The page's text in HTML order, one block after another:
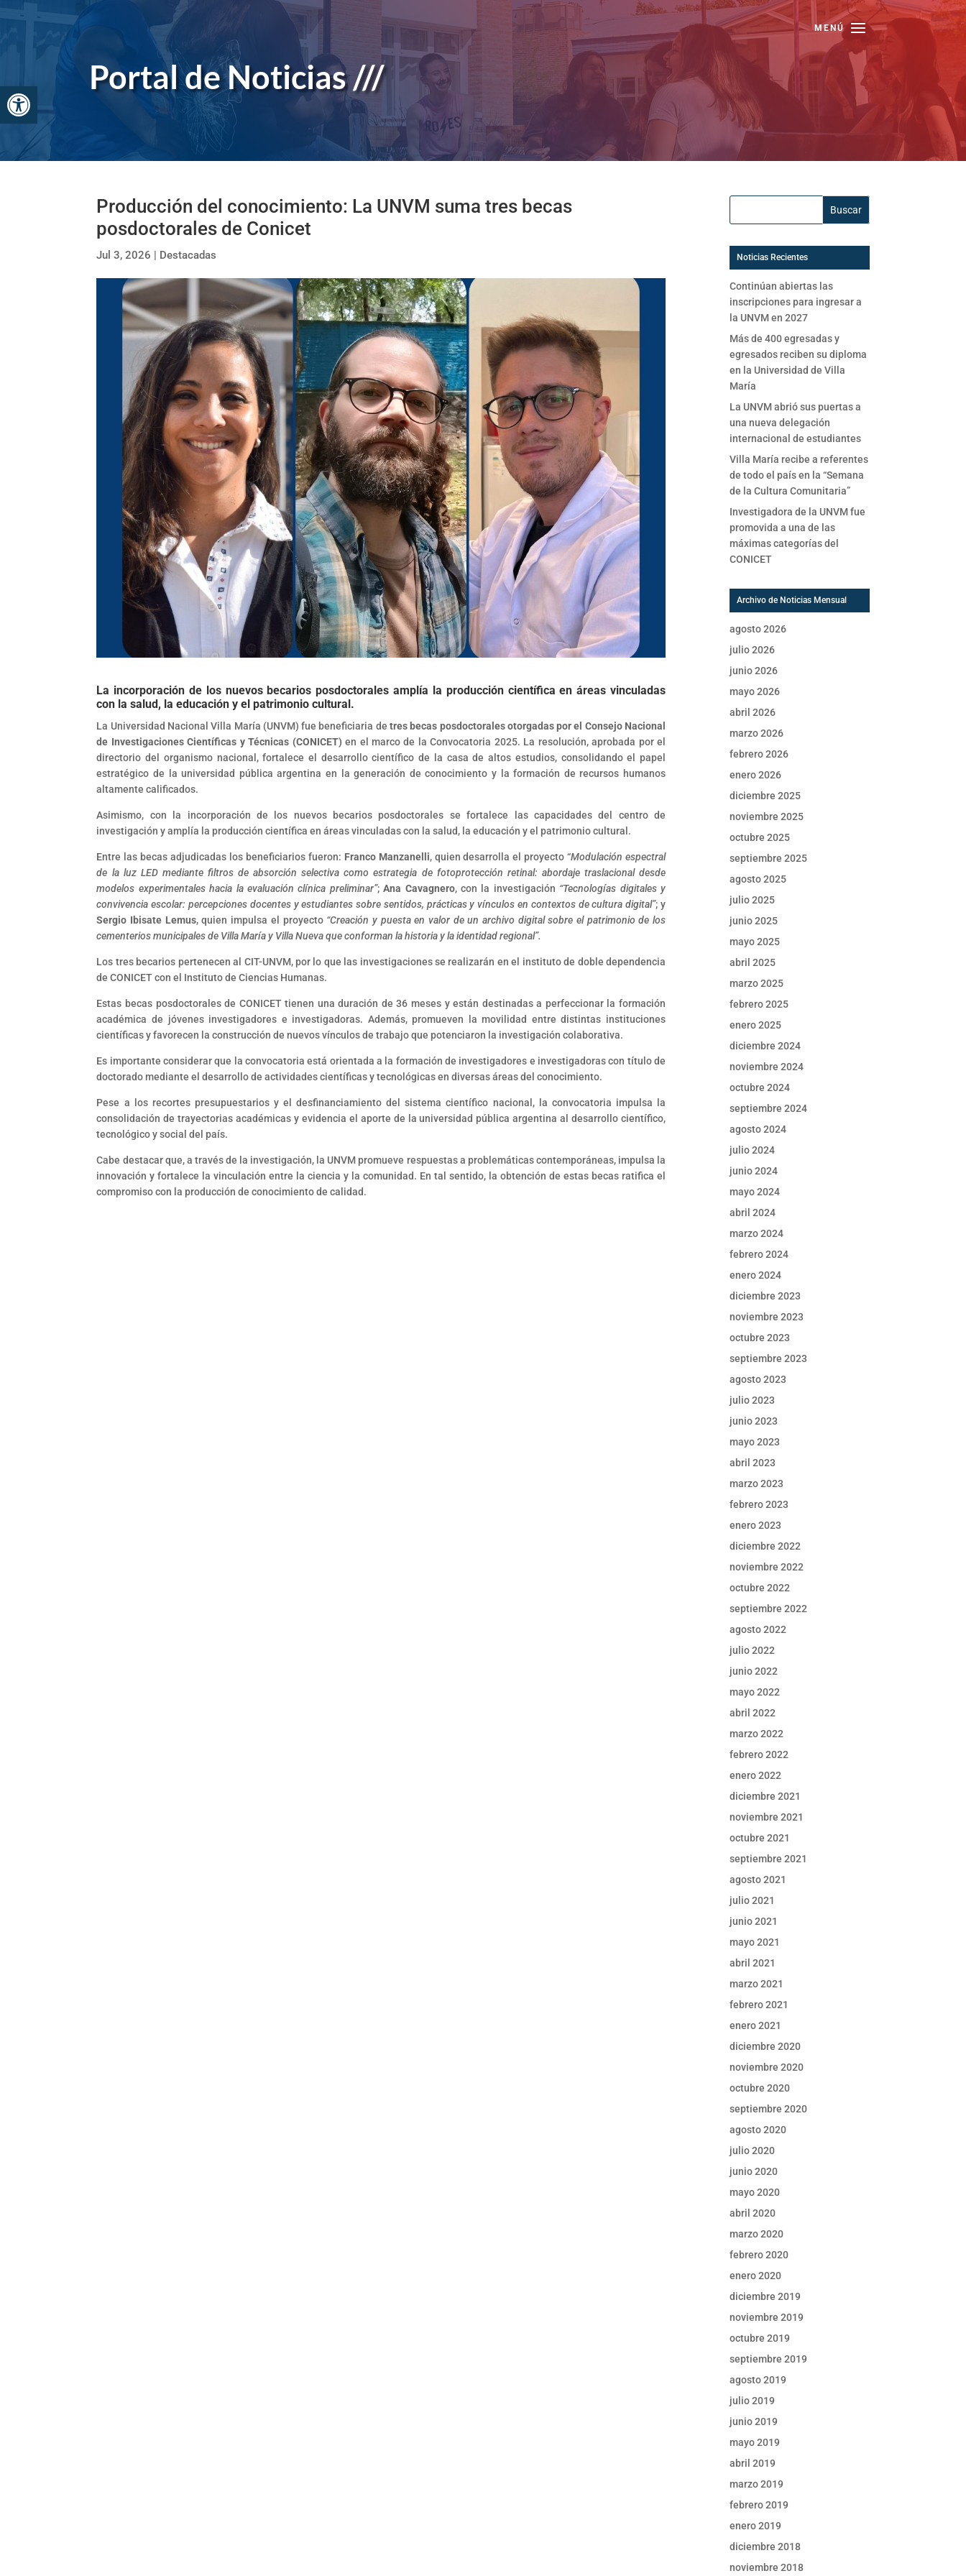
Abrir barra de herramientas
to
Portal de Noticias ///
Producción del conocimiento: La UNVM suma tres becas
posdoctorales de Conicet
Jul 3, 2026 | Destacadas
La incorporación de los nuevos becarios posdoctorales amplía la producción científica en áreas vinculadas
con la salud, la educación y el patrimonio cultural.
La Universidad Nacional Villa María (UNVM) fue beneficiaria de tres becas posdoctorales otorgadas por el Consejo Nacional
de Investigaciones Científicas y Técnicas (CONICET) en el marco de la Convocatoria 2025. La resolución, aprobada por el
directorio del organismo nacional, fortalece el desarrollo científico de la casa de altos estudios, consolidando el papel
estratégico de la universidad pública argentina en la generación de conocimiento y la formación de recursos humanos
altamente calificados.
Asimismo, con la incorporación de los nuevos becarios posdoctorales se fortalece las capacidades del centro de
investigación y amplía la producción científica en áreas vinculadas con la salud, la educación y el patrimonio cultural.
Entre las becas adjudicadas los beneficiarios fueron: Franco Manzanelli, quien desarrolla el proyecto “Modulación espectral
de la luz LED mediante filtros de absorción selectiva como estrategia de fotoprotección retinal: abordaje traslacional desde
modelos experimentales hacia la evaluación clínica preliminar”;Ana Cavagnero, con la investigación “Tecnologías digitales y
convivencia escolar: percepciones docentes y estudiantes sobre sentidos, prácticas y vínculos en contextos de cultura digital”; y
Sergio Ibisate Lemus, quien impulsa el proyecto “Creación y puesta en valor de un archivo digital sobre el patrimonio de los
cementerios municipales de Villa María y Villa Nueva que conforman la historia y la identidad regional”.
Los tres becarios pertenecen al CIT-UNVM, por lo que las investigaciones se realizarán en el instituto de doble dependencia
de CONICET con el Instituto de Ciencias Humanas.
Estas becas posdoctorales de CONICET tienen una duración de 36 meses y están destinadas a perfeccionar la formación
académica de jóvenes investigadores e investigadoras. Además, promueven la movilidad entre distintas instituciones
científicas y favorecen la construcción de nuevos vínculos de trabajo que potenciaron la investigación colaborativa.
Es importante considerar que la convocatoria está orientada a la formación de investigadores e investigadoras con título de
doctorado mediante el desarrollo de actividades científicas y tecnológicas en diversas áreas del conocimiento.
Pese a los recortes presupuestarios y el desfinanciamiento del sistema científico nacional, la convocatoria impulsa la
consolidación de trayectorias académicas y evidencia el aporte de la universidad pública argentina al desarrollo científico,
tecnológico y social del país.
Cabe destacar que, a través de la investigación, la UNVM promueve respuestas a problemáticas contemporáneas, impulsa la
innovación y fortalece la vinculación entre la ciencia y la comunidad. En tal sentido, la obtención de estas becas ratifica el
compromiso con la producción de conocimiento de calidad.
Buscar:
Noticias Recientes
Continúan abiertas las
inscripciones para ingresar a
la UNVM en 2027
Más de 400 egresadas y
egresados reciben su diploma
en la Universidad de Villa
María
La UNVM abrió sus puertas a
una nueva delegación
internacional de estudiantes
Villa María recibe a referentes
de todo el país en la “Semana
de la Cultura Comunitaria”
Investigadora de la UNVM fue
promovida a una de las
máximas categorías del
CONICET
Archivo de Noticias Mensual
agosto 2026
julio 2026
junio 2026
mayo 2026
abril 2026
marzo 2026
febrero 2026
enero 2026
diciembre 2025
noviembre 2025
octubre 2025
septiembre 2025
agosto 2025
julio 2025
junio 2025
mayo 2025
abril 2025
marzo 2025
febrero 2025
enero 2025
diciembre 2024
noviembre 2024
octubre 2024
septiembre 2024
agosto 2024
julio 2024
junio 2024
mayo 2024
abril 2024
marzo 2024
febrero 2024
enero 2024
diciembre 2023
noviembre 2023
octubre 2023
septiembre 2023
agosto 2023
julio 2023
junio 2023
mayo 2023
abril 2023
marzo 2023
febrero 2023
enero 2023
diciembre 2022
noviembre 2022
octubre 2022
septiembre 2022
agosto 2022
julio 2022
junio 2022
mayo 2022
abril 2022
marzo 2022
febrero 2022
enero 2022
diciembre 2021
noviembre 2021
octubre 2021
septiembre 2021
agosto 2021
julio 2021
junio 2021
mayo 2021
abril 2021
marzo 2021
febrero 2021
enero 2021
diciembre 2020
noviembre 2020
octubre 2020
septiembre 2020
agosto 2020
julio 2020
junio 2020
mayo 2020
abril 2020
marzo 2020
febrero 2020
enero 2020
diciembre 2019
noviembre 2019
octubre 2019
septiembre 2019
agosto 2019
julio 2019
junio 2019
mayo 2019
abril 2019
marzo 2019
febrero 2019
enero 2019
diciembre 2018
noviembre 2018